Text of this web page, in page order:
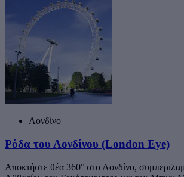
Λονδίνο
Ρόδα του Λονδίνου (London Eye)
Αποκτήστε θέα 360° στο Λονδίνο,